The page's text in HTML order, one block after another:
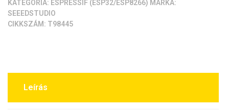
PSRAM)
mennyiség
KATEGÓRIA: ESPRESSIF (ESP32/ESP8266) MÁRKA:
SEEEDSTUDIO
CIKKSZÁM: T98445
Leírás